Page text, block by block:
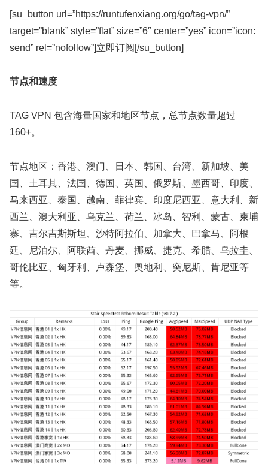
[su_button url=”https://runtufenxiang.org/go/tag-vpn/”
target=”blank” style=”flat” size=”6″ center=”yes” icon=”icon:
send” rel=”nofollow”]立即订阅[/su_button]
节点和速度
TAG VPN 包含海量国家和地区节点，总节点数量超过
160+。
节点地区：香港、澳门、日本、韩国、台湾、新加坡、美
国、土耳其、法国、德国、英国、俄罗斯、墨西哥、印度、
马来西亚、泰国、越南、菲律宾、印度尼西亚、意大利、新
西兰、澳大利亚、乌克兰、荷兰、冰岛、智利、蒙古、柬埔
寨、吉尔吉斯斯坦、沙特阿拉伯、加拿大、巴拿马、阿根
廷、尼泊尔、阿联酋、丹麦、挪威、捷克、希腊、乌拉圭、
哥伦比亚、匈牙利、卢森堡、奥地利、突尼斯、肯尼亚等
等。